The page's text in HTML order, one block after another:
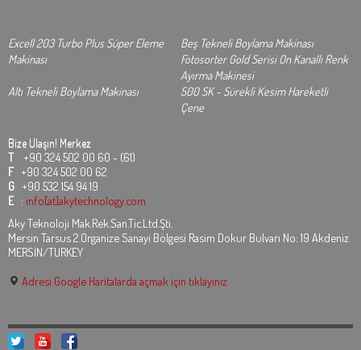
Excell 203 Turbo Plus Süper Eleme
Makinası
Beş Tekneli Boylama Makinası
Fotosorter Gold Serisi On Kanallı Renk
Ayırma Makinesi
Altı Tekneli Boylama Makinası
500 SK - Sürekli Kesim Hareketli
Çene
Bize Ulaşın! Merkez
T +90 324 502 00 60 - (61)
F +90 324 502 00 62
G +90 532 154 94 19
E : info[at]akytechnology.com
Aky Teknoloji Mak.Rek.San.Tic.Ltd.Şti.
Mersin Tarsus 2.Organize Sanayi Bölgesi Rasim Dokur Bulvarı No: 19 Akdeniz
MERSİN/TURKEY
Adresi Google Haritalarda açmak için tıklayınız